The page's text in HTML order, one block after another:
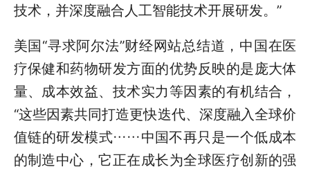
技术，并深度融合人工智能技术开展研发。”
美国“寻求阿尔法”财经网站总结道，中国在医
疗保健和药物研发方面的优势反映的是庞大体
量、成本效益、技术实力等因素的有机结合，
“这些因素共同打造更快迭代、深度融入全球价
值链的研发模式……中国不再只是一个低成本
的制造中心，它正在成长为全球医疗创新的强